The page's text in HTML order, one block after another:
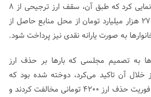
دولت در هفته پیش از لایحه‌ای رونمایی کرد که طبق آن، سقف ارز ترجیحی از ۸
به ۱۲.۶ میلیارد دلار افزایش یابد و ۲۷ هزار میلیارد تومان از محل منابع حاصل از
به تصمیم مجلسی که بارها بر حذف ارز
آن تاکید می‌کرد، دوخته شده بود که
برخلاف انتظار، نمایندگان مجلس با فوریت حذف ارز ۴۲۰۰ تومانی مخالفت کردند و